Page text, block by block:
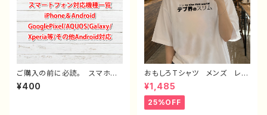
ご購入の前に必読。 スマホケ
ース サイズ 一覧 選び方
iPhoneケース Android iP
¥400
おもしろTシャツ メンズ レデ
ィース 面白Tシャツ 文字
かわいい おしゃれ 個性的
おすすめ 半袖シャツ デザイ
ン コラボ ネタTシャツ タイ
¥1,485
25%OFF